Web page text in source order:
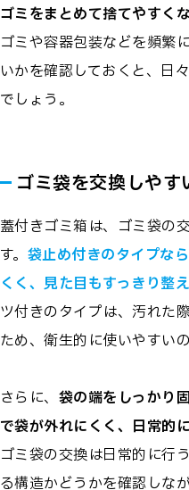
ゴミをまとめて捨てやすく
ゴミや容器包装などを頻繁
いかを確認しておくと、日
でしょう。
ゴミ袋を交換しやす
蓋付きゴミ箱は、ゴミ袋の
す。 袋止め付きのタイプな
くく、見た目もすっきり整
ツ付きのタイプは、汚れた
ため、衛生的に使いやすい
さらに、 袋の端をしっかり
で袋が外れにくく、日常的
ゴミ袋の交換は日常的に行
る構造かどうかを確認しな